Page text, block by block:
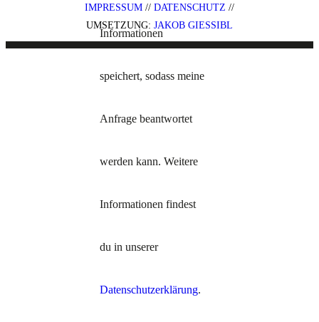
Informationen
speichert, sodass meine
Anfrage beantwortet
werden kann. Weitere
Informationen findest
du in unserer
Datenschutzerklärung.
IMPRESSUM // DATENSCHUTZ //
UMSETZUNG: JAKOB GIESSIBL